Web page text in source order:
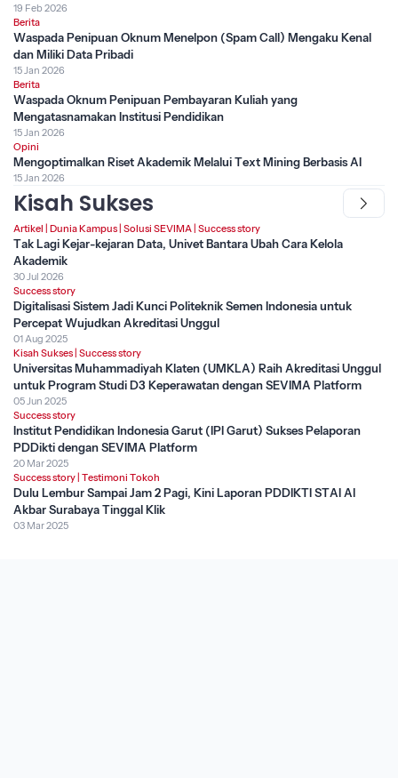
19 Feb 2026
Berita
Waspada Penipuan Oknum Menelpon (Spam Call) Mengaku Kenal
dan Miliki Data Pribadi
15 Jan 2026
Berita
Waspada Oknum Penipuan Pembayaran Kuliah yang
Mengatasnamakan Institusi Pendidikan
15 Jan 2026
Opini
Mengoptimalkan Riset Akademik Melalui Text Mining Berbasis AI
15 Jan 2026
Kisah Sukses
Artikel | Dunia Kampus | Solusi SEVIMA | Success story
Tak Lagi Kejar-kejaran Data, Univet Bantara Ubah Cara Kelola
Akademik
30 Jul 2026
Success story
Digitalisasi Sistem Jadi Kunci Politeknik Semen Indonesia untuk
Percepat Wujudkan Akreditasi Unggul
01 Aug 2025
Kisah Sukses | Success story
Universitas Muhammadiyah Klaten (UMKLA) Raih Akreditasi Unggul
untuk Program Studi D3 Keperawatan dengan SEVIMA Platform
05 Jun 2025
Success story
Institut Pendidikan Indonesia Garut (IPI Garut) Sukses Pelaporan
PDDikti dengan SEVIMA Platform
20 Mar 2025
Success story | Testimoni Tokoh
Dulu Lembur Sampai Jam 2 Pagi, Kini Laporan PDDIKTI STAI Al
Akbar Surabaya Tinggal Klik
03 Mar 2025